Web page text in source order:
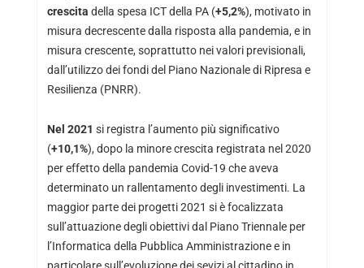
crescita della spesa ICT della PA (+5,2%), motivato in
misura decrescente dalla risposta alla pandemia, e in
misura crescente, soprattutto nei valori previsionali,
dall’utilizzo dei fondi del Piano Nazionale di Ripresa e
Resilienza (PNRR).
Nel 2021 si registra l’aumento più significativo
(+10,1%), dopo la minore crescita registrata nel 2020
per effetto della pandemia Covid-19 che aveva
determinato un rallentamento degli investimenti. La
maggior parte dei progetti 2021 si è focalizzata
sull’attuazione degli obiettivi dal Piano Triennale per
l’Informatica della Pubblica Amministrazione e in